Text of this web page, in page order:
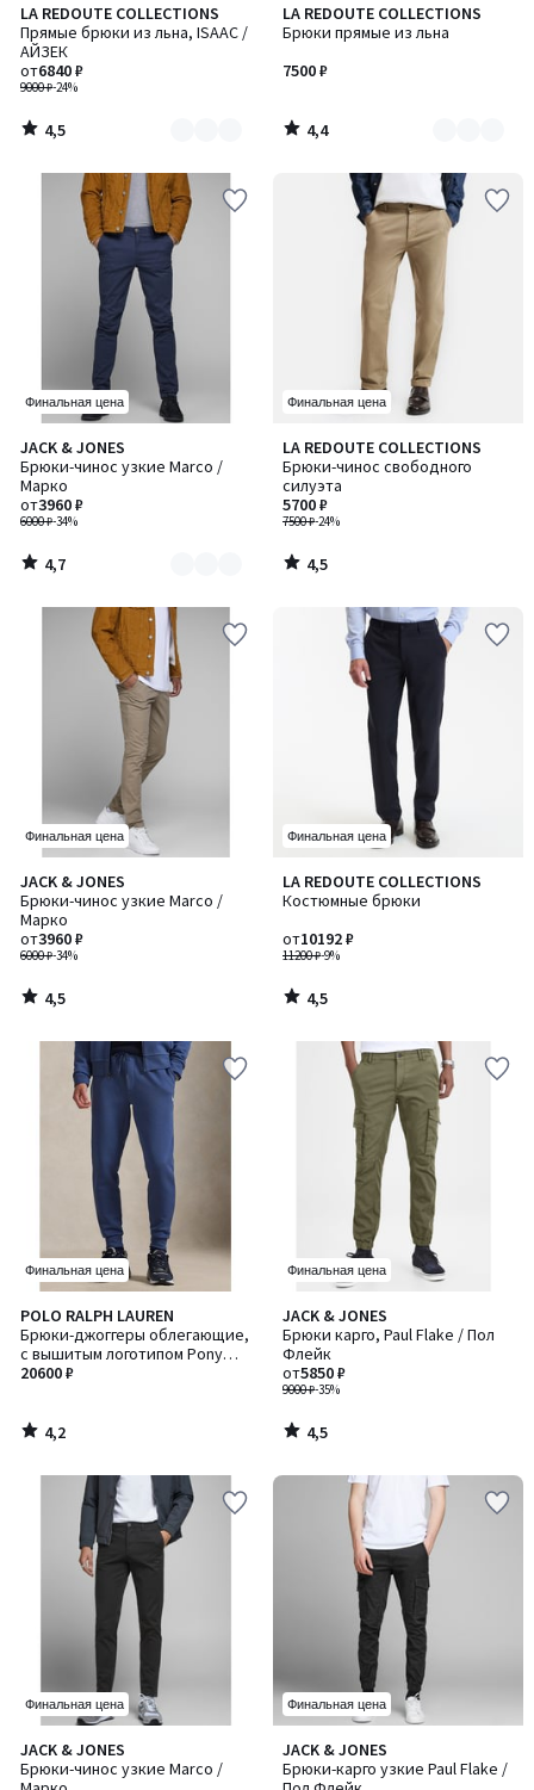
LA REDOUTE COLLECTIONS
Прямые брюки из льна, ISAAC /
АЙЗЕК
9000 ₽-24%
от6840 ₽
4,5
/ 5
Количество
цветов:
5
4,5
/
LA REDOUTE COLLECTIONS
Брюки прямые из льна
7500 ₽
4,4
/ 5
Количество
цветов:
3
4,4
/
Финальная цена
JACK & JONES
Брюки-чинос узкие Marco /
Марко
6000 ₽-34%
от3960 ₽
4,7
/ 5
Количество
цветов:
2
4,7
/
Финальная цена
LA REDOUTE COLLECTIONS
Брюки-чинос свободного
силуэта
7500 ₽-24%
5700 ₽
4,5
/ 5
4,5
/
Финальная цена
JACK & JONES
Брюки-чинос узкие Marco /
Марко
6000 ₽-34%
от3960 ₽
4,5
/ 5
4,5
/
Финальная цена
LA REDOUTE COLLECTIONS
Костюмные брюки
11200 ₽-9%
от10192 ₽
4,5
/ 5
4,5
/
Финальная цена
POLO RALPH LAUREN
Брюки-джоггеры облегающие,
с вышитым логотипом Pony
Player / Пони Плейер
20600 ₽
4,2
/ 5
4,2
/
Финальная цена
JACK & JONES
Брюки карго, Paul Flake / Пол
Флейк
9000 ₽-35%
от5850 ₽
4,5
/ 5
4,5
/
Финальная цена
JACK & JONES
Брюки-чинос узкие Marco /
4,5
/ 5
Финальная цена
JACK & JONES
Брюки-карго узкие Paul Flake /
4,4
/ 5